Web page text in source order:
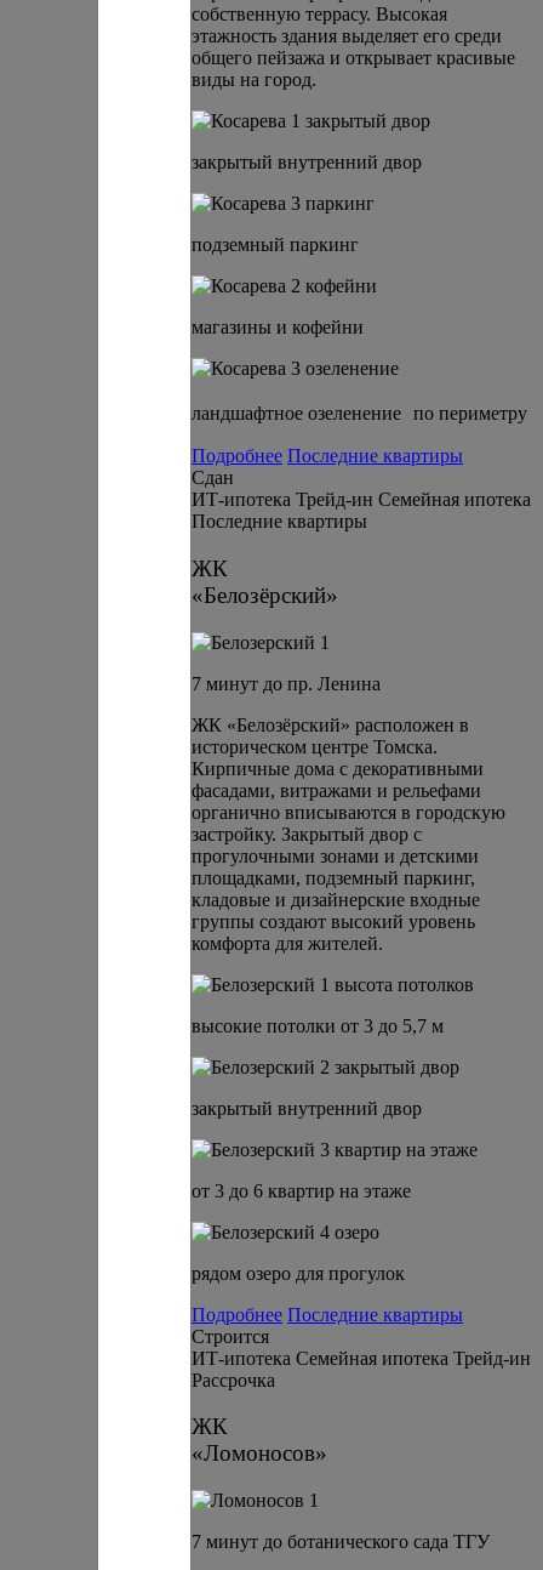
собственную террасу. Высокая
этажность здания выделяет его среди
общего пейзажа и открывает красивые
виды на город.
закрытый внутренний двор
подземный паркинг
магазины и кофейни
ландшафтное озеленение по периметру
Подробнее Последние квартиры
Сдан
ИТ-ипотека Трейд-ин Семейная ипотека
Последние квартиры
ЖК
«Белозёрский»
7 минут до пр. Ленина
ЖК «Белозёрский» расположен в
историческом центре Томска.
Кирпичные дома с декоративными
фасадами, витражами и рельефами
органично вписываются в городскую
застройку. Закрытый двор с
прогулочными зонами и детскими
площадками, подземный паркинг,
кладовые и дизайнерские входные
группы создают высокий уровень
комфорта для жителей.
высокие потолки от 3 до 5,7 м
закрытый внутренний двор
от 3 до 6 квартир на этаже
рядом озеро для прогулок
Подробнее Последние квартиры
Строится
ИТ-ипотека Семейная ипотека Трейд-ин
Рассрочка
ЖК
«Ломоносов»
7 минут до ботанического сада ТГУ